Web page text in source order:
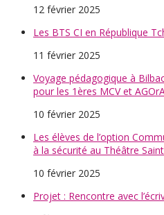
12 février 2025
Les BTS CI en République
11 février 2025
Voyage pédagogique à
pour les 1ères MCV et
10 février 2025
Les élèves de l’option
à la sécurité au Théâtre
10 février 2025
Projet : Rencontre avec